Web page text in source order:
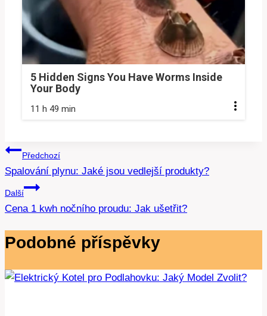
5 Hidden Signs You Have Worms Inside
Your Body
11 h 49 min
Navigace
pro
příspěvek
Předchozí
Spalování plynu: Jaké jsou vedlejší produkty?
Další
Cena 1 kwh nočního proudu: Jak ušetřit?
Podobné příspěvky